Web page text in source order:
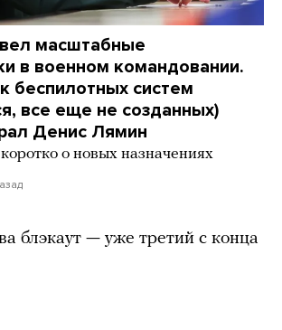
масштабные
в военном командовании.
беспилотных систем
все еще не созданных)
Денис Лямин
о новых назначениях
блэкаут — уже третий с конца